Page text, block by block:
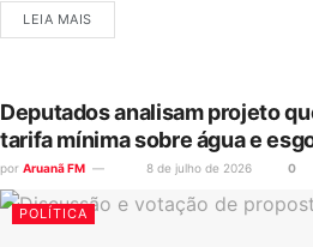
LEIA MAIS
Deputados analisam projeto
tarifa mínima sobre água e
por Aruanã FM 8 de julho de 2026 0
POLÍTICA